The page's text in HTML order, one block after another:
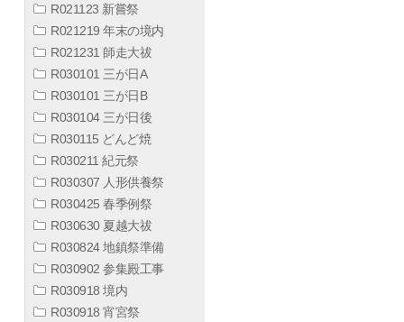
R021123 新嘗祭
R021219 年末の境内
R021231 師走大祓
R030101 三が日A
R030101 三が日B
R030104 三が日後
R030115 どんど焼
R030211 紀元祭
R030307 人形供養祭
R030425 春季例祭
R030630 夏越大祓
R030824 地鎮祭準備
R030902 参集殿工事
R030918 境内
R030918 宵宮祭